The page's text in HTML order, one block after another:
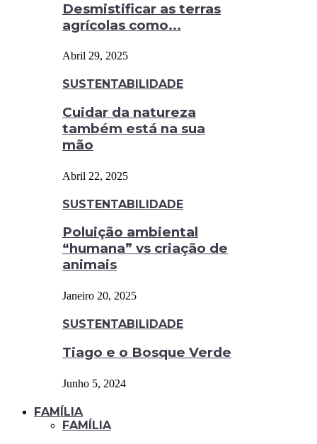
Desmistificar as terras
agrícolas como...
Abril 29, 2025
SUSTENTABILIDADE
Cuidar da natureza
também está na sua
mão
Abril 22, 2025
SUSTENTABILIDADE
Poluição ambiental
“humana” vs criação de
animais
Janeiro 20, 2025
SUSTENTABILIDADE
Tiago e o Bosque Verde
Junho 5, 2024
FAMÍLIA
FAMÍLIA